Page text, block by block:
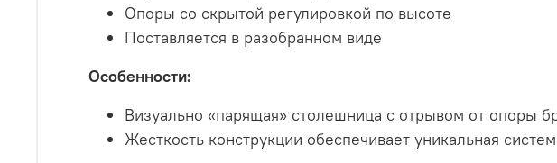
Опоры со скрытой регулировкой по высоте
Поставляется в разобранном виде
Особенности:
Визуально «парящая» столешница с отрывом от опоры
Жесткость конструкции обеспечивает уникальная